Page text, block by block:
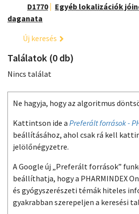
D1770
Egyéb lokalizációk
daganata
Új keresés
Találatok (0 db)
Nincs találat
Ne hagyja, hogy az algoritmus
Kattintson ide a Preferált források -
beállításához, ahol csak rá kell
jelölőnégyzetre.
A Google új „Preferált források”
beállíthatja, hogy a PHARMINDEX
és gyógyszerészeti témák hiteles
gyakrabban szerepeljen a keresési